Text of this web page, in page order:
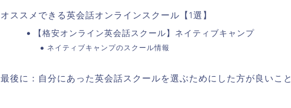
オススメできる英会話オンラインスクール【1選】
【格安オンライン英会話スクール】ネイティブキャンプ
ネイティブキャンプのスクール情報
最後に：自分にあった英会話スクールを選ぶためにした方が良いこと